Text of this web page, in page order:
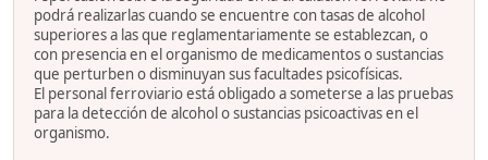
podrá realizarlas cuando se encuentre con tasas de alcohol
superiores a las que reglamentariamente se establezcan, o
con presencia en el organismo de medicamentos o sustancias
que perturben o disminuyan sus facultades psicofísicas.
El personal ferroviario está obligado a someterse a las pruebas
para la detección de alcohol o sustancias psicoactivas en el
organismo.